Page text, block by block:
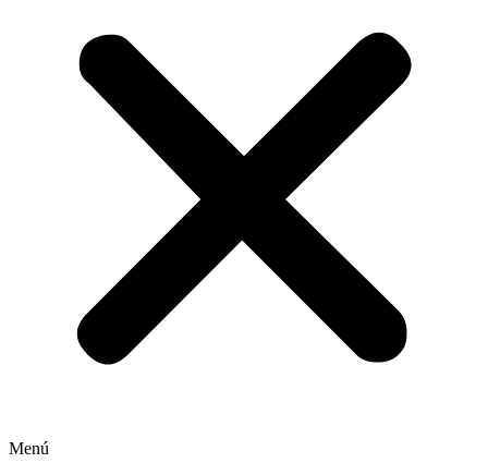
Menú